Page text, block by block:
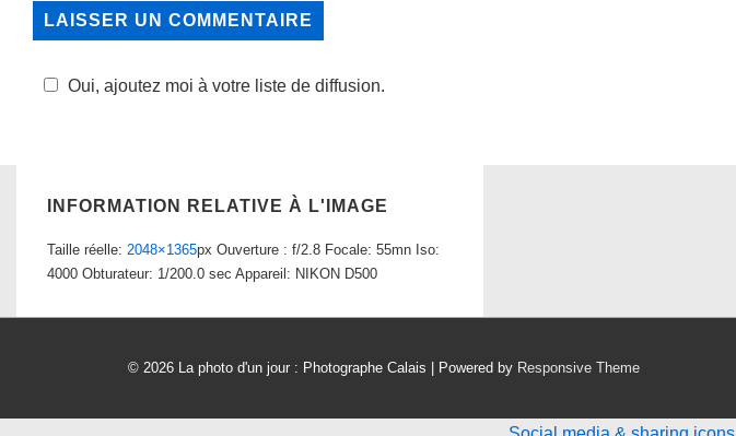
Oui, ajoutez moi à votre liste de diffusion.
INFORMATION RELATIVE À L'IMAGE
Taille réelle: 2048×1365px Ouverture : f/2.8 Focale: 55mn Iso:
4000 Obturateur: 1/200.0 sec Appareil: NIKON D500
© 2026 La photo d'un jour : Photographe Calais | Powered by Responsive Theme